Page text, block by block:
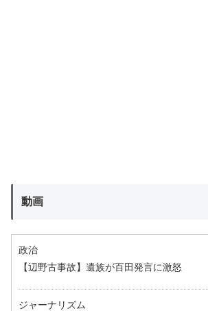
動画
政治
【辺野古事故】遺族が百田発言に激怒
ジャーナリズム